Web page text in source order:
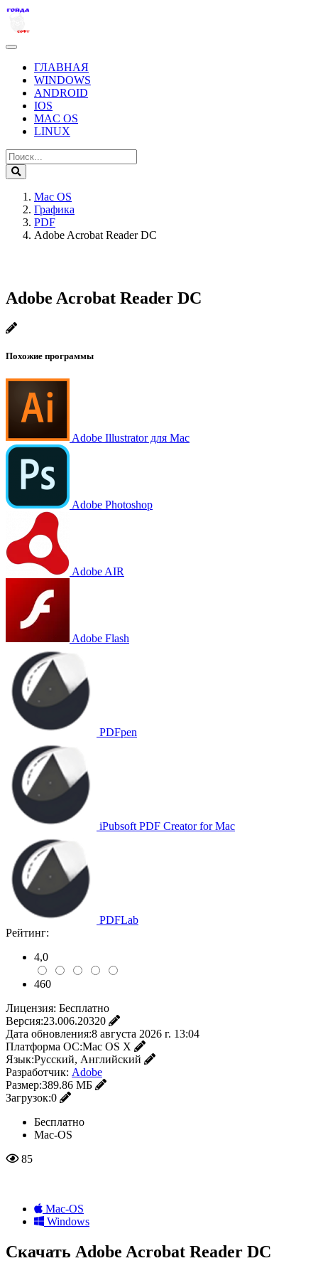
ГЛАВНАЯ
WINDOWS
ANDROID
IOS
MAC OS
LINUX
Mac OS
Графика
PDF
Adobe Acrobat Reader DC
Adobe Acrobat Reader DC
Похожие программы
Adobe Illustrator для Mac
Adobe Photoshop
Adobe AIR
Adobe Flash
PDFpen
iPubsoft PDF Creator for Mac
PDFLab
Рейтинг:
4,0
460
Лицензия: Бесплатно
Версия:23.006.20320
Дата обновления:8 августа 2026 г. 13:04
Платформа ОС:Mac OS X
Язык:Русский, Английский
Разработчик: Adobe
Размер:389.86 МБ
Загрузок:0
Бесплатно
Mac-OS
85
Mac-OS
Windows
Скачать Adobe Acrobat Reader DC